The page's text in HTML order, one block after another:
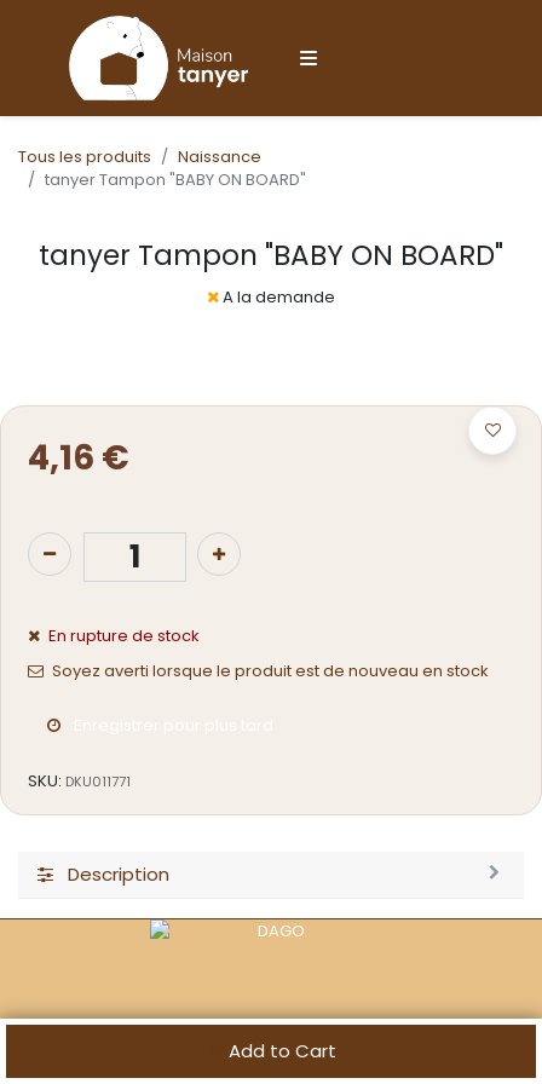
Tous les produits
Naissance
tanyer Tampon "BABY ON BOARD"
tanyer Tampon "BABY ON BOARD"
A la demande
4,16 €
Add to Cart
En rupture de stock
Soyez averti lorsque le produit est de nouveau en stock
SKU: DKU011771
Description
+33 7 81 53 42 11 (de 14h à 17h)